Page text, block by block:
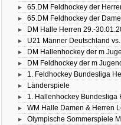
65.DM Feldhockey der
65.DM Feldhockey der
DM Halle Herren 29.-
U21 Männer Deutschland
DM Hallenhockey der m
DM Feldhockey der m
1. Feldhockey Bundesliga
Länderspiele
1. Hallenhockey Bundesliga
WM Halle Damen & Herren
Olympische Sommerspiele